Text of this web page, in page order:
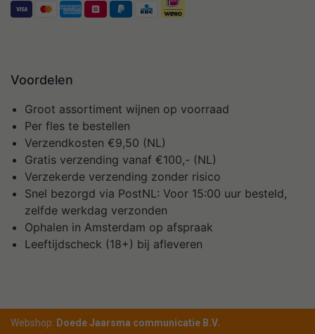
Voordelen
Groot assortiment wijnen op voorraad
Per fles te bestellen
Verzendkosten €9,50 (NL)
Gratis verzending vanaf €100,- (NL)
Verzekerde verzending zonder risico
Snel bezorgd via PostNL: Voor 15:00 uur besteld,
zelfde werkdag verzonden
Ophalen in Amsterdam op afspraak
Leeftijdscheck (18+) bij afleveren
Webshop: Doede Jaarsma communicatie B.V.